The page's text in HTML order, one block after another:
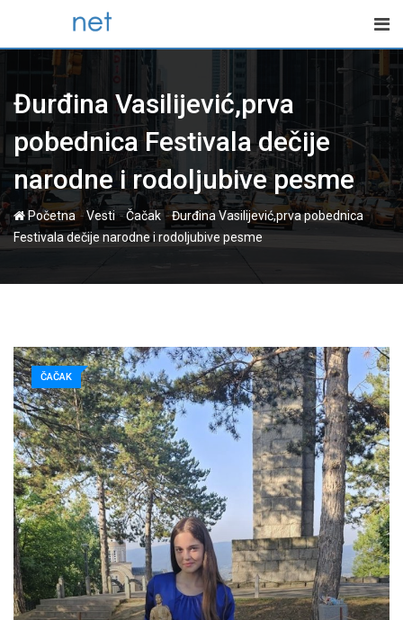
content
Đurđina Vasilijević,prva
pobednica Festivala dečije
narodne i rodoljubive pesme
Početna-Vesti-Čačak -Đurđina Vasilijević,prva pobednica
Festivala dečije narodne i rodoljubive pesme
ČAČAK